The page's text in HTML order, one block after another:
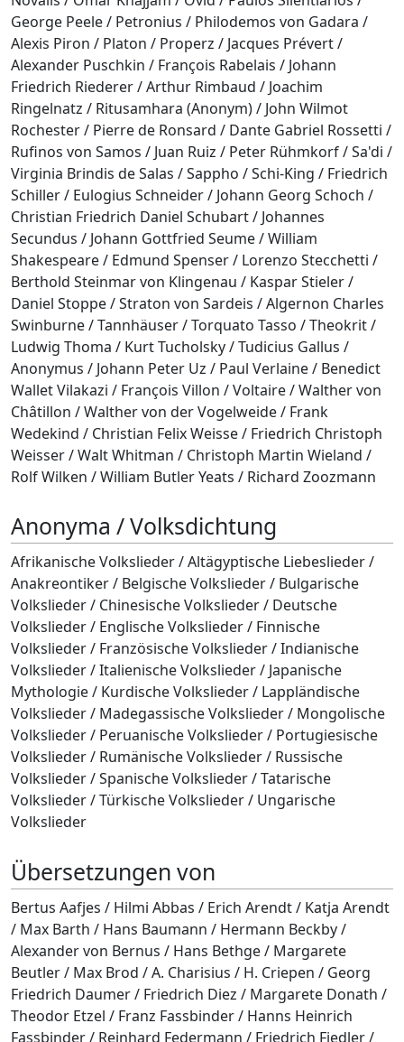
George Peele / Petronius / Philodemos von Gadara /
Alexis Piron / Platon / Properz / Jacques Prévert /
Alexander Puschkin / François Rabelais / Johann
Friedrich Riederer / Arthur Rimbaud / Joachim
Ringelnatz / Ritusamhara (Anonym) / John Wilmot
Rochester / Pierre de Ronsard / Dante Gabriel Rossetti /
Rufinos von Samos / Juan Ruiz / Peter Rühmkorf / Sa'di /
Virginia Brindis de Salas / Sappho / Schi-King / Friedrich
Schiller / Eulogius Schneider / Johann Georg Schoch /
Christian Friedrich Daniel Schubart / Johannes
Secundus / Johann Gottfried Seume / William
Shakespeare / Edmund Spenser / Lorenzo Stecchetti /
Berthold Steinmar von Klingenau / Kaspar Stieler /
Daniel Stoppe / Straton von Sardeis / Algernon Charles
Swinburne / Tannhäuser / Torquato Tasso / Theokrit /
Ludwig Thoma / Kurt Tucholsky / Tudicius Gallus /
Anonymus / Johann Peter Uz / Paul Verlaine / Benedict
Wallet Vilakazi / François Villon / Voltaire / Walther von
Châtillon / Walther von der Vogelweide / Frank
Wedekind / Christian Felix Weisse / Friedrich Christoph
Weisser / Walt Whitman / Christoph Martin Wieland /
Rolf Wilken / William Butler Yeats / Richard Zoozmann
Anonyma / Volksdichtung
Afrikanische Volkslieder / Altägyptische Liebeslieder /
Anakreontiker / Belgische Volkslieder / Bulgarische
Volkslieder / Chinesische Volkslieder / Deutsche
Volkslieder / Englische Volkslieder / Finnische
Volkslieder / Französische Volkslieder / Indianische
Volkslieder / Italienische Volkslieder / Japanische
Mythologie / Kurdische Volkslieder / Lappländische
Volkslieder / Madegassische Volkslieder / Mongolische
Volkslieder / Peruanische Volkslieder / Portugiesische
Volkslieder / Rumänische Volkslieder / Russische
Volkslieder / Spanische Volkslieder / Tatarische
Volkslieder / Türkische Volkslieder / Ungarische
Volkslieder
Übersetzungen von
Bertus Aafjes / Hilmi Abbas / Erich Arendt / Katja Arendt
/ Max Barth / Hans Baumann / Hermann Beckby /
Alexander von Bernus / Hans Bethge / Margarete
Beutler / Max Brod / A. Charisius / H. Criepen / Georg
Friedrich Daumer / Friedrich Diez / Margarete Donath /
Theodor Etzel / Franz Fassbinder / Hanns Heinrich
Fassbinder / Reinhard Federmann / Friedrich Fiedler /